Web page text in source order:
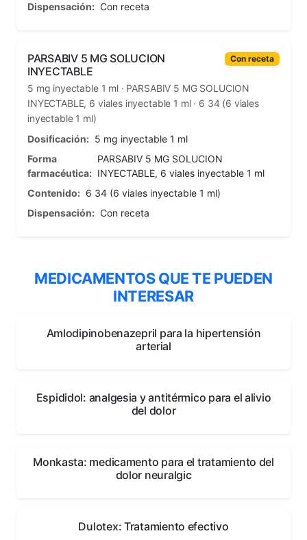
Dispensación: Con receta
PARSABIV 5 MG SOLUCION
INYECTABLE
Con receta
5 mg inyectable 1 ml · PARSABIV 5 MG SOLUCION
INYECTABLE, 6 viales inyectable 1 ml · 6 34 (6 viales
inyectable 1 ml)
Dosificación: 5 mg inyectable 1 ml
Forma
farmacéutica:
PARSABIV 5 MG SOLUCION
INYECTABLE, 6 viales inyectable 1 ml
Contenido: 6 34 (6 viales inyectable 1 ml)
Dispensación: Con receta
MEDICAMENTOS QUE TE PUEDEN
INTERESAR
Amlodipinobenazepril para la hipertensión
arterial
Espididol: analgesia y antitérmico para el alivio
del dolor
Monkasta: medicamento para el tratamiento del
dolor neuralgic
Dulotex: Tratamiento efectivo